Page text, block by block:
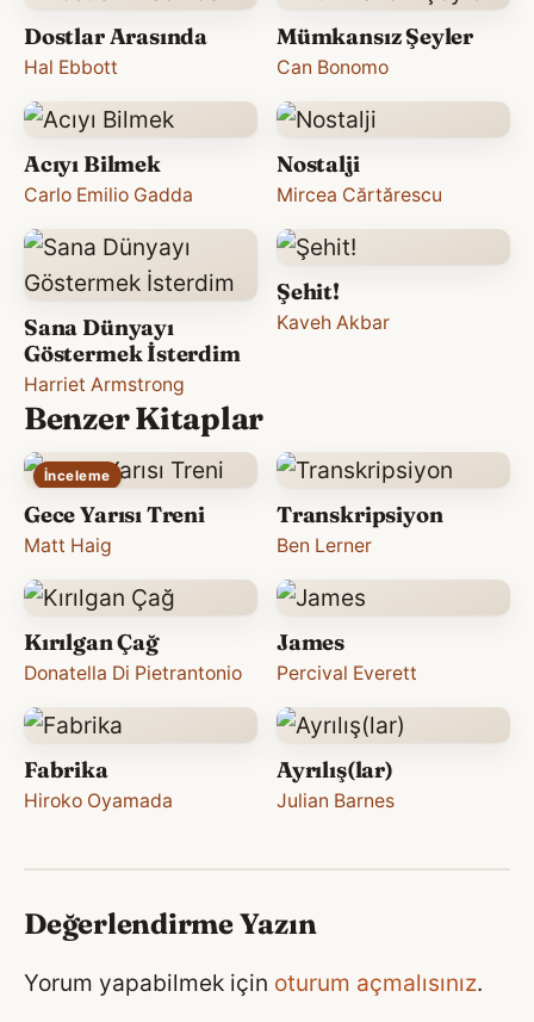
Dostlar Arasında
Hal Ebbott
Mümkansız Şeyler
Can Bonomo
Acıyı Bilmek
Carlo Emilio Gadda
Nostalji
Mircea Cărtărescu
Sana Dünyayı
Göstermek İsterdim
Harriet Armstrong
Şehit!
Kaveh Akbar
Benzer Kitaplar
İnceleme
Gece Yarısı Treni
Matt Haig
Transkripsiyon
Ben Lerner
Kırılgan Çağ
Donatella Di Pietrantonio
James
Percival Everett
Fabrika
Hiroko Oyamada
Ayrılış(lar)
Julian Barnes
Değerlendirme Yazın
Yorum yapabilmek için oturum açmalısınız.